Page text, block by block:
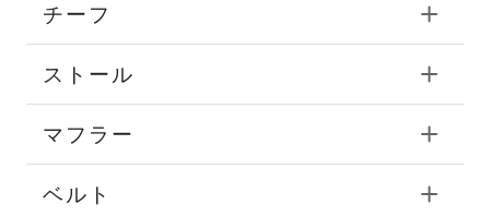
チーフ
ストール
マフラー
ベルト